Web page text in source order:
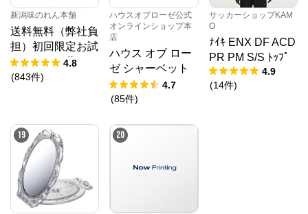
新潟味のれん本舗
送料無料（弊社負
担）初回限定お試
しセット 袋
4.8
(843件)
ハウスオブローゼ公式
オンラインショップ本
店
ハウス オブ ロー
ゼ シャーベット
ローション 95g
4.7
(85件)
サッカーショップKAM
O
ﾅｲｷ ENX DF ACD
PR PM S/S ﾄｯﾌﾟ
4.9
(14件)
19 20